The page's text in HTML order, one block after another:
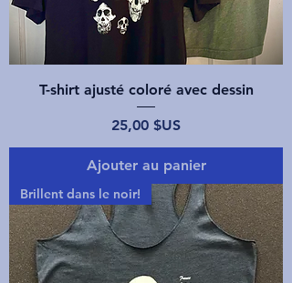
T-shirt ajusté coloré avec dessin
Prix
25,00 $US
Ajouter au panier
Brillent dans le noir!